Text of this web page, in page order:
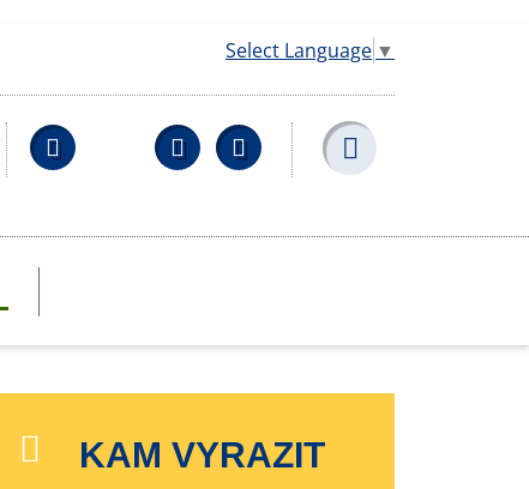
Select Language ▼
Facebook YouTubeWikipedia
KAM VYRAZIT